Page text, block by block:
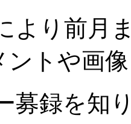
より前月
ントや画
募録を知